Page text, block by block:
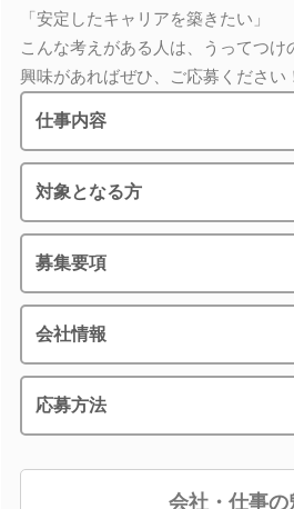
「安定したキャリアを築きたい」
こんな考えがある人は、うってつけ
興味があればぜひ、ご応募ください
仕事内容
対象となる方
募集要項
会社情報
応募方法
会社・仕事の